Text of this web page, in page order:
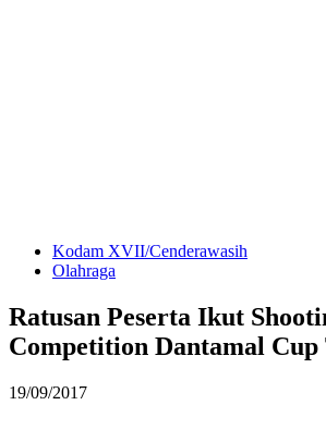
Kodam XVII/Cenderawasih
Olahraga
Ratusan Peserta Ikut
Competition Dantamal Cup
19/09/2017